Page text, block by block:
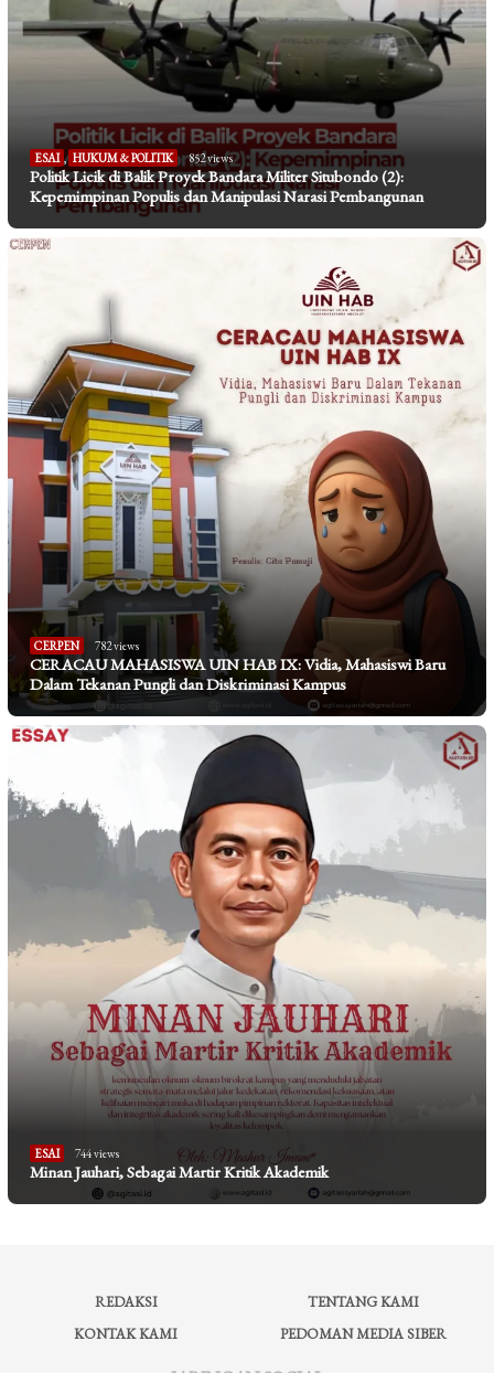
ESAI , HUKUM & POLITIK 852 views
Politik Licik di Balik Proyek Bandara Militer Situbondo (2):
Kepemimpinan Populis dan Manipulasi Narasi Pembangunan
CERPEN 782 views
CERACAU MAHASISWA UIN HAB IX: Vidia, Mahasiswi Baru
Dalam Tekanan Pungli dan Diskriminasi Kampus
ESAI 744 views
Minan Jauhari, Sebagai Martir Kritik Akademik
REDAKSI
TENTANG KAMI
KONTAK KAMI
PEDOMAN MEDIA SIBER